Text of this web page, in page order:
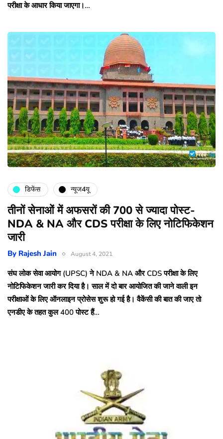
परीक्षा के आधार किया जाएगा।…
डिफेंस न्यूज4यू
तीनों सेनाओं में अफसरों की 700 से ज्यादा पोस्ट-
NDA & NA और CDS परीक्षा के लिए नोटिफिकेशन
जारी
By Rajesh Jain August 4, 2021
संघ लोक सेवा आयोग (UPSC) ने NDA & NA और CDS परीक्षा के लिए
नोटिफिकेशन जारी कर दिया है। साल में दो बार आयोजित की जाने वाली इन
परीक्षाओं के लिए ऑनलाइन प्रोसेस शुरू हो गई है। वैकेंसी की बात की जाए तो
एनडीए के तहत कुल 400 पोस्ट हैं…